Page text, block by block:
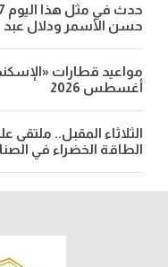
حسن الأسمر ودلال عبد
أغسطس 2026
الثلاثاء المقبل..
الطاقة الخضراء في